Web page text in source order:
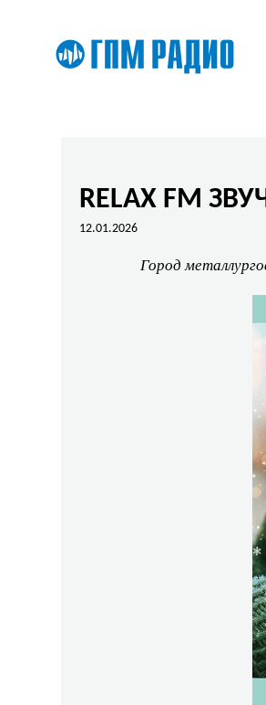
RELAX FM
12.01.2026
Город